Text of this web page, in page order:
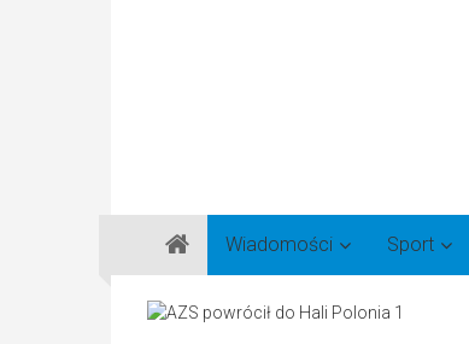
Gazeta
Regionalna
Częstochowa,
Wiadomości Sport